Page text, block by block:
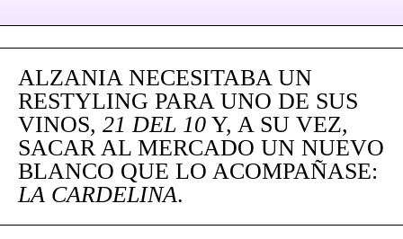
ALZANIA NECESITABA UN
RESTYLING PARA UNO DE SUS
VINOS, 21 DEL 10 Y, A SU VEZ,
SACAR AL MERCADO UN NUEVO
BLANCO QUE LO ACOMPAÑASE:
LA CARDELINA.